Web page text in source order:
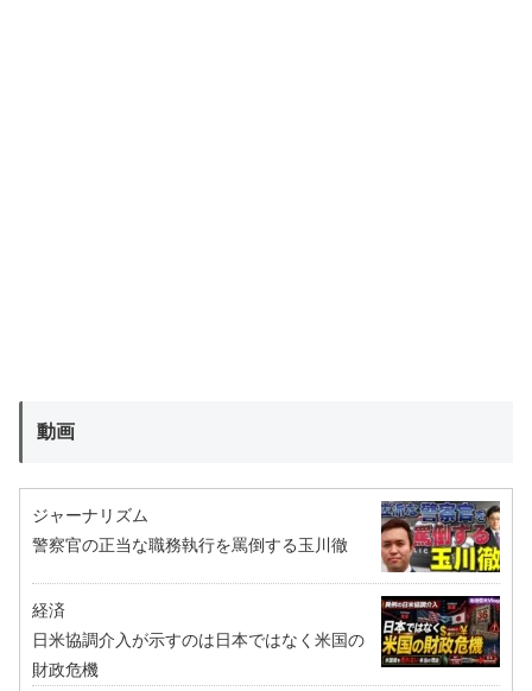
動画
ジャーナリズム
警察官の正当な職務執行を罵倒する玉川徹
経済
日米協調介入が示すのは日本ではなく米国の
財政危機